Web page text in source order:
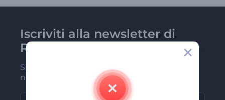
Iscriviti alla newsletter di
Renderforest
Sii tra i primi a ricevere le nostre ultime
novità e offerte